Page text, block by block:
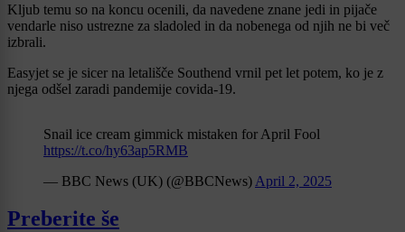
Kljub temu so na koncu ocenili, da navedene znane jedi in pijače
vendarle niso ustrezne za sladoled in da nobenega od njih ne bi več
izbrali.
Easyjet se je sicer na letališče Southend vrnil pet let potem, ko je z
njega odšel zaradi pandemije covida-19.
Snail ice cream gimmick mistaken for April Fool
https://t.co/hy63ap5RMB
— BBC News (UK) (@BBCNews) April 2, 2025
Preberite še